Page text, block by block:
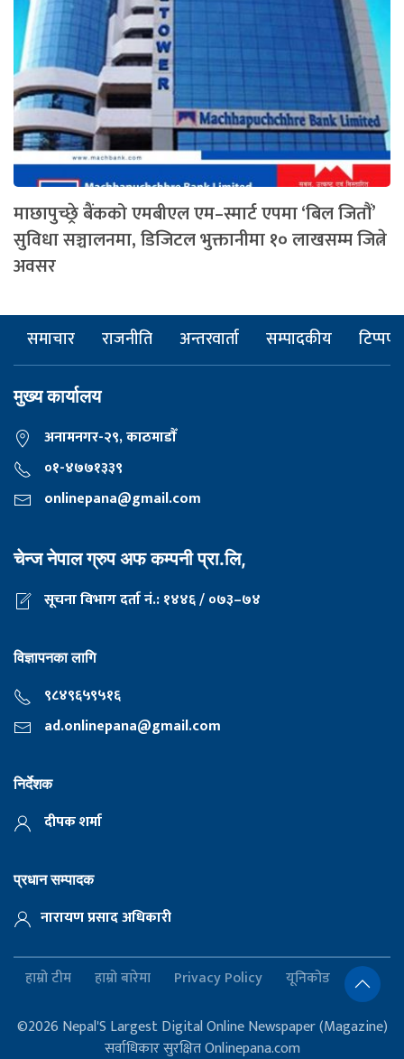
माछापुच्छ्रे बैंकको एमबीएल एम–स्मार्ट एपमा ‘बिल जितौं’
सुविधा सञ्चालनमा, डिजिटल भुक्तानीमा १० लाखसम्म जित्ने
अवसर
समाचार राजनीति अन्तरवार्ता सम्पादकीय टिप्पणी
मुख्य कार्यालय
अनामनगर-२९, काठमाडाैँ
०१-४७७१३३९
onlinepana@gmail.com
चेन्ज नेपाल ग्रुप अफ कम्पनी प्रा.लि,
सूचना विभाग दर्ता नं.: १४४६ / ०७३–७४
विज्ञापनका लागि
९८४९६५९५१६
ad.onlinepana@gmail.com
निर्देशक
दीपक शर्मा
प्रधान सम्पादक
नारायण प्रसाद अधिकारी
हाम्रो टीम हाम्रो बारेमा Privacy Policy यूनिकोड
©2026 Nepal'S Largest Digital Online Newspaper (Magazine)
सर्वाधिकार सुरक्षित Onlinepana.com